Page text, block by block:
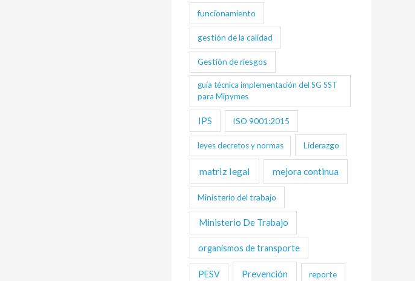
funcionamiento
gestión de la calidad
Gestión de riesgos
guía técnica implementación del SG SST
para Mipymes
IPS ISO 9001:2015
leyes decretos y normas Liderazgo
matriz legal mejora continua
Ministerio del trabajo
Ministerio De Trabajo
organismos de transporte
PESV Prevención reporte